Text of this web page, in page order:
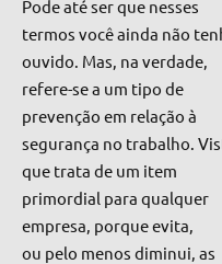
Pode até ser que nesses
termos você ainda não
ouvido. Mas, na verdade,
refere-se a um tipo de
prevenção em relação à
segurança no trabalho.
que trata de um item
primordial para qualquer
empresa, porque evita,
ou pelo menos diminui, as